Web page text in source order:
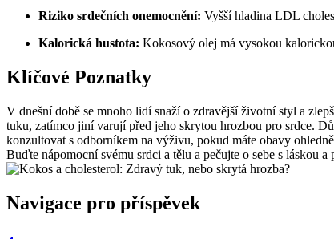
Riziko srdečních onemocnění: Vyšší hladina LDL
Kalorická hustota: Kokosový olej má vysokou
Klíčové Poznatky
V dnešní době se mnoho lidí snaží o zdravější životní styl a
tuku, zatímco jiní varují před jeho skrytou hrozbou pro srdce.
konzultovat s odborníkem na výživu, pokud máte obavy
Buďte nápomocní svému srdci a tělu a pečujte o sebe s láskou a
Navigace pro příspěvek